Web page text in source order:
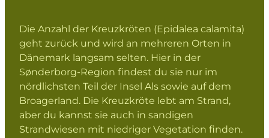
Die Anzahl der Kreuzkröten (Epidalea calamita)
geht zurück und wird an mehreren Orten in
Dänemark langsam selten. Hier in der
Sønderborg-Region findest du sie nur im
nördlichsten Teil der Insel Als sowie auf dem
Broagerland. Die Kreuzkröte lebt am Strand,
aber du kannst sie auch in sandigen
Strandwiesen mit niedriger Vegetation finden.